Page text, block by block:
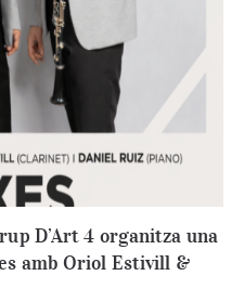
D’Art 4 organitza una
amb Oriol Estivill &